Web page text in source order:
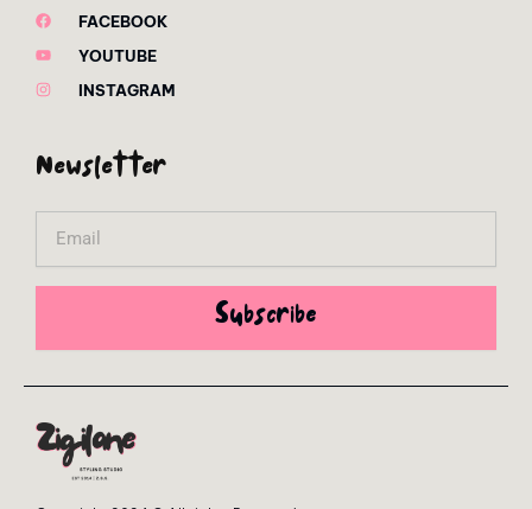
FACEBOOK
YOUTUBE
INSTAGRAM
Newsletter
Subscribe